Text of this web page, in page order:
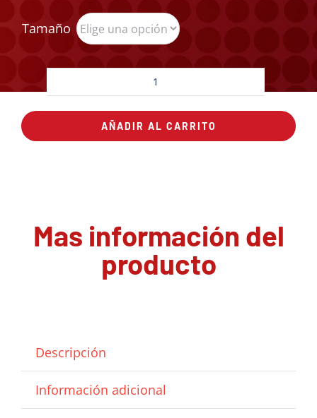
Tamaño
Pizza
Cochinita
Pibil
AÑADIR AL CARRITO
Mas información del
producto
Descripción
Información adicional